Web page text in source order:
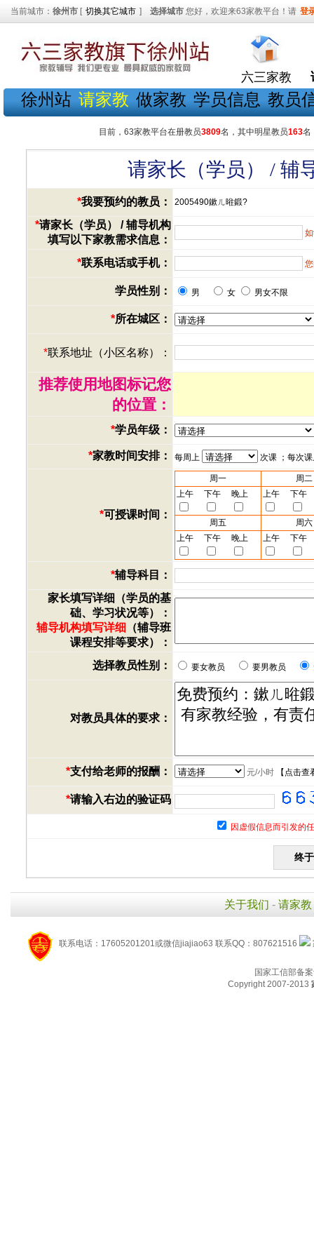
当前城市： 徐州市 [ 切换其它城市 ] 选择城市 您好，欢迎来63家教平台！请 登
六三家教
徐州站 请家教 做家教 学员信息 教员
目前，63家教平台在册教员3809名，其中明星教员163名
请家长（学员） / 辅
*我要预约的教员： 2005490鏉ㄦ暀鍛?
*请家长（学员） / 辅导机构
填写以下家教需求信息：
*联系电话或手机：
学员性别： 男 女 男女不限
*所在城区：
*联系地址（小区名称）：
推荐使用地图标记您
的位置：
*学员年级：
*家教时间安排： 每周上 次课 ；每次
*可授课时间：
周一
周二
上午
下午 晚上 上午 下午
周五
周六
上午
下午 晚上 上午 下午
*辅导科目：
家长填写详细（学员的基
础、学习状况等）：
辅导机构填写详细 （辅导班
课程安排等要求）：
选择教员性别：
要女教员 要男教员
对教员具体的要求：
*支付给老师的报酬： 元/小时【 点击查
*请输入右边的验证码
因虚假信息而引发的
关于我们 - 请家教
联系电话：17605201201或微信jiajiao63 联系QQ：807621516
国家工信部备
Copyright 2007-2013